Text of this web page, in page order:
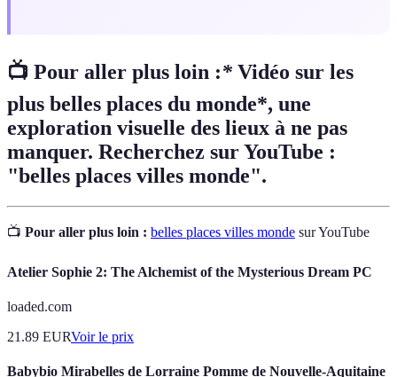
📺 Pour aller plus loin :* Vidéo sur les
plus belles places du monde*, une
exploration visuelle des lieux à ne pas
manquer. Recherchez sur YouTube :
"belles places villes monde".
📺 Pour aller plus loin : belles places villes monde sur YouTube
Atelier Sophie 2: The Alchemist of the Mysterious Dream PC
loaded.com
21.89 EURVoir le prix
Babybio Mirabelles de Lorraine Pomme de Nouvelle-Aquitaine